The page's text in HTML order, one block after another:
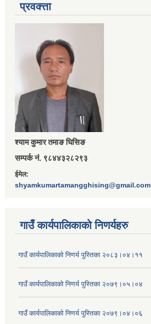
प्रवक्त्ता
श्‍याम कुमार तमाङ घिसिङ
सम्पर्क नं. ९८४४३२८२९३
ईमेल:
shyamkumartamangghising@gmail.com
गाउँ कार्यपालिकाकाे निणर्यहरु
गाउँ कार्यपालिकाको निणर्य पुस्तिका २०८३।०४।११
गाउँ कार्यपालिकाको निणर्य पुस्तिका २०७९।०५।०४
गाउँ कार्यपालिकाको निणर्य पुस्तिका २०७९।०४।०६